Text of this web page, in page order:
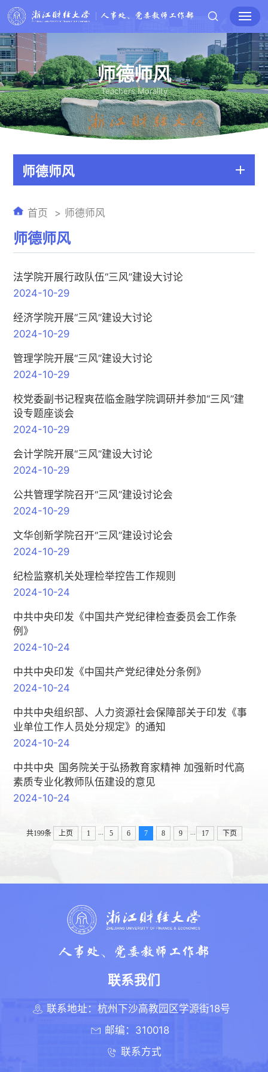
师德师风
Teachers Morality
师德师风
师德师风
首页 师德师风
法学院开展行政队伍“三风”建设大讨论
2024-10-29
经济学院开展“三风”建设大讨论
2024-10-29
管理学院开展“三风”建设大讨论
2024-10-29
校党委副书记程爽莅临金融学院调研并参加“三风”建
设专题座谈会
2024-10-29
会计学院开展“三风”建设大讨论
2024-10-29
公共管理学院召开“三风”建设讨论会
2024-10-29
文华创新学院召开“三风”建设讨论会
2024-10-29
纪检监察机关处理检举控告工作规则
2024-10-24
中共中央印发《中国共产党纪律检查委员会工作条
例》
2024-10-24
中共中央印发《中国共产党纪律处分条例》
2024-10-24
中共中央组织部、人力资源社会保障部关于印发《事
业单位工作人员处分规定》的通知
2024-10-24
中共中央 国务院关于弘扬教育家精神 加强新时代高
素质专业化教师队伍建设的意见
2024-10-24
共199条 上页 1 ... 5 6 7 8 9 ... 17 下页
联系我们
联系地址：杭州下沙高教园区学源街18号
邮编：310018
联系方式